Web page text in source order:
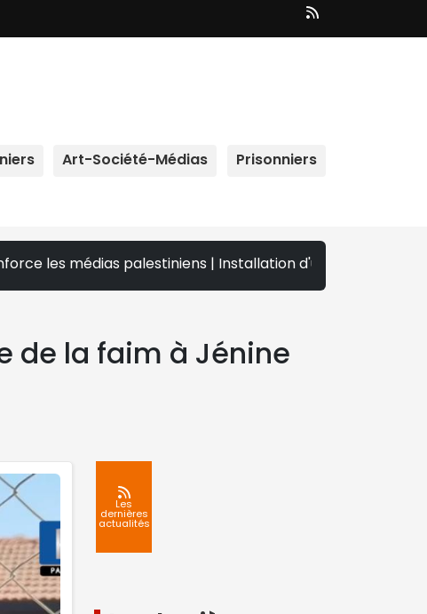
Art-Société-Médias
Prisonniers
| Installation d'un poste de contrôle
de la faim à Jénine
Les
dernières
actualités